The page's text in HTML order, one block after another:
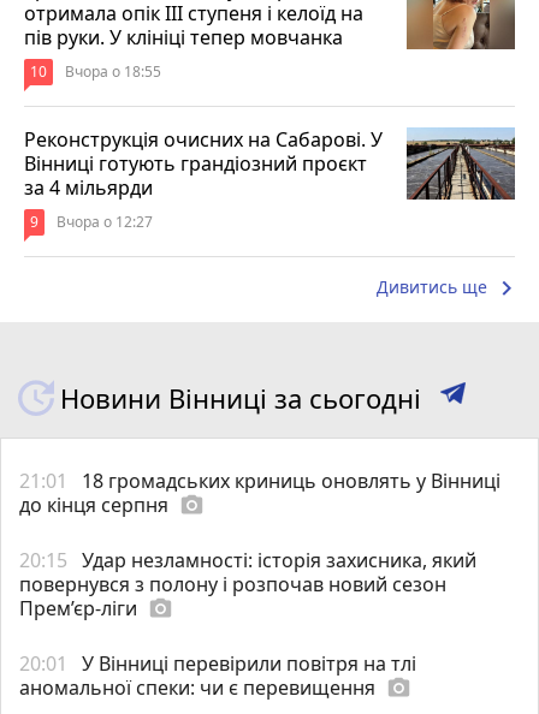
отримала опік ІІІ ступеня і келоїд на
пів руки. У клініці тепер мовчанка
10 Вчора о 18:55
Реконструкція очисних на Сабарові. У
Вінниці готують грандіозний проєкт
за 4 мільярди
9 Вчора о 12:27
Дивитись ще keyboard_arrow_right
Новини Вінниці за сьогодні
21:01
18 громадських криниць оновлять у Вінниці
до кінця серпня photo_camera
20:15 Удар незламності: історія захисника, який
повернувся з полону і розпочав новий сезон
Прем’єр-ліги photo_camera
20:01
У Вінниці перевірили повітря на тлі
аномальної спеки: чи є перевищення photo_camera